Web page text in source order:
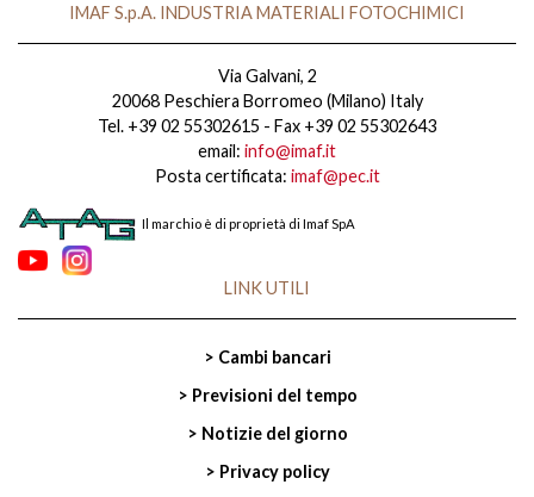
IMAF S.p.A. INDUSTRIA MATERIALI FOTOCHIMICI
Via Galvani, 2
20068 Peschiera Borromeo (Milano) Italy
Tel. +39 02 55302615 - Fax +39 02 55302643
email: info@imaf.it
Posta certificata: imaf@pec.it
Il marchio è di proprietà di Imaf SpA
LINK UTILI
> Cambi bancari
> Previsioni del tempo
> Notizie del giorno
> Privacy policy